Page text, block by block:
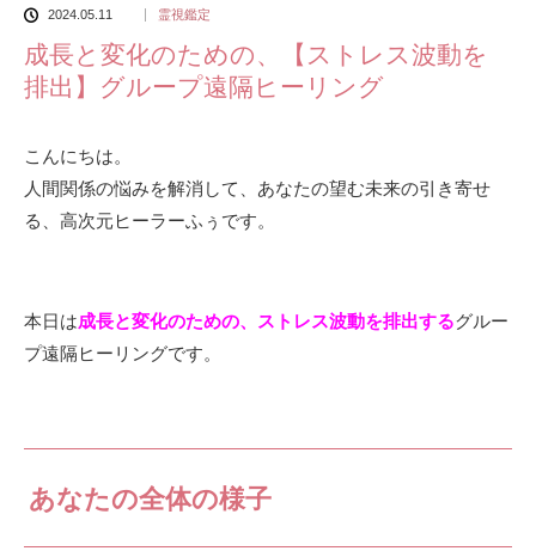
2024.05.11 霊視鑑定
成長と変化のための、【ストレス波動を
排出】グループ遠隔ヒーリング
こんにちは。
人間関係の悩みを解消して、あなたの望む未来の引き寄せ
る、高次元ヒーラーふぅです。
本日は成長と変化のための、ストレス波動を排出するグルー
プ遠隔ヒーリングです。
あなたの全体の様子